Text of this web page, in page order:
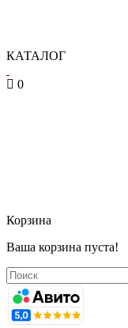
КАТАЛОГ
0
Корзина
Ваша корзина пуста!